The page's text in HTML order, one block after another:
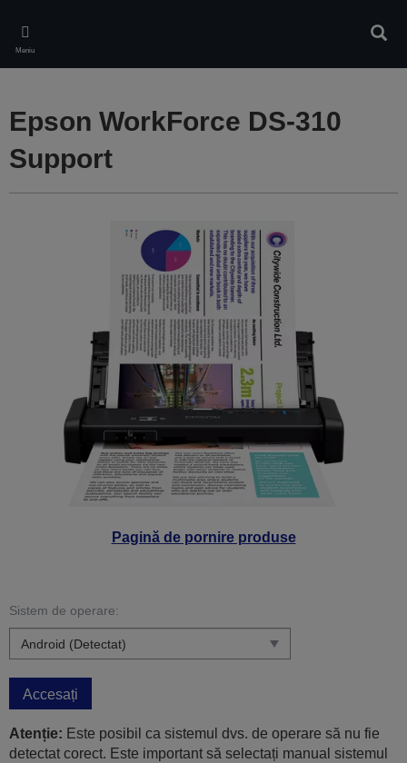
main
content
Meniu
Pagină de pornire produse
Epson WorkForce DS-310
Support
Sistem de operare:
Accesați
Atenție: Este posibil ca sistemul dvs. de operare să nu fie
detectat corect. Este important să selectați manual sistemul